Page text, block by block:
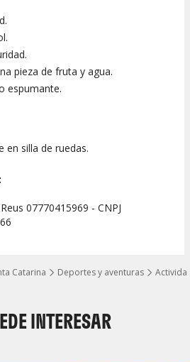
niveles
Catarina Deportes y aventuras
pieza de fruta y agua.
espumante.
en silla de ruedas.
07770415969 - CNPJ
INTERESAR